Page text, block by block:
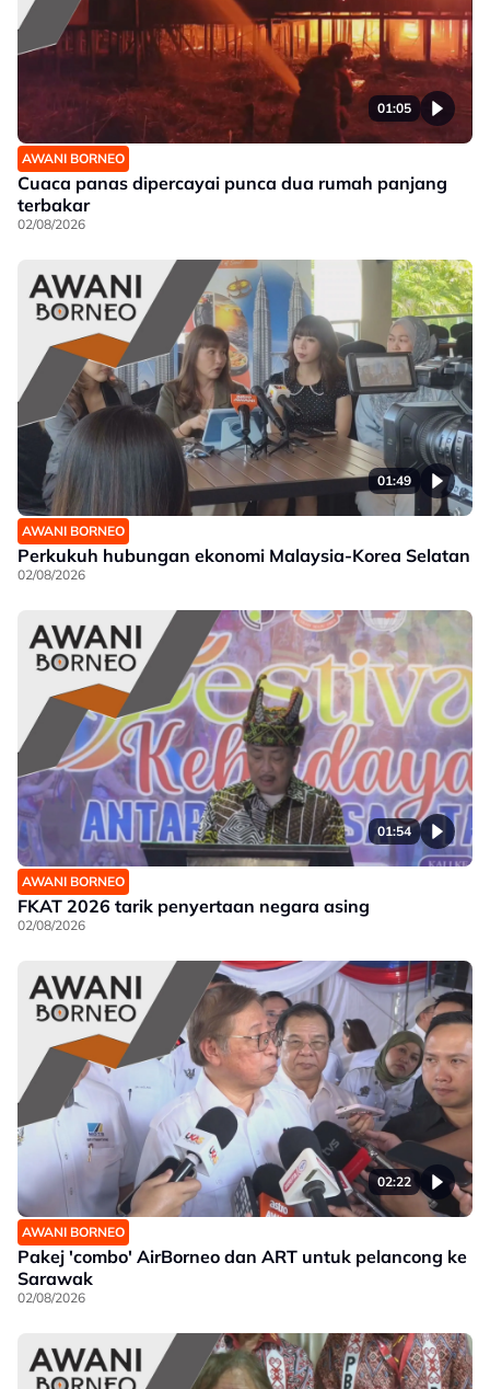
01:05
AWANI BORNEO
Cuaca panas dipercayai punca dua rumah panjang
terbakar
02/08/2026
01:49
AWANI BORNEO
Perkukuh hubungan ekonomi Malaysia-Korea Selatan
02/08/2026
01:54
AWANI BORNEO
FKAT 2026 tarik penyertaan negara asing
02/08/2026
02:22
AWANI BORNEO
Pakej 'combo' AirBorneo dan ART untuk pelancong ke
Sarawak
02/08/2026